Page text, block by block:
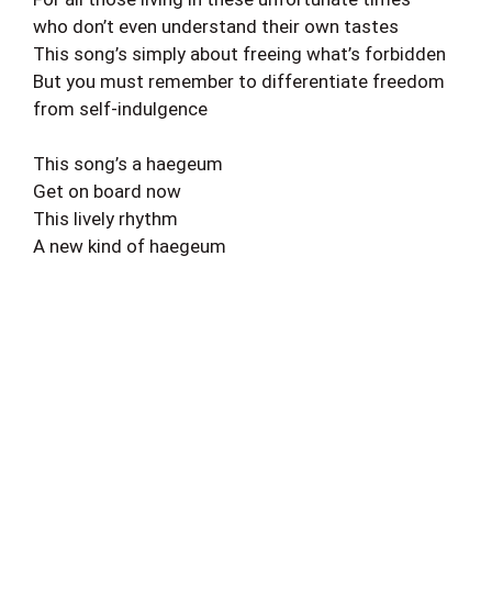
who don’t even understand their own tastes
This song’s simply about freeing what’s forbidden
But you must remember to differentiate freedom
from self-indulgence
This song’s a haegeum
Get on board now
This lively rhythm
A new kind of haegeum